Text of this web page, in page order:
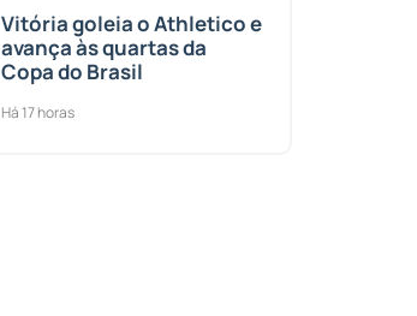
Vitória goleia o Athletico e
avança às quartas da
Copa do Brasil
Há 17 horas